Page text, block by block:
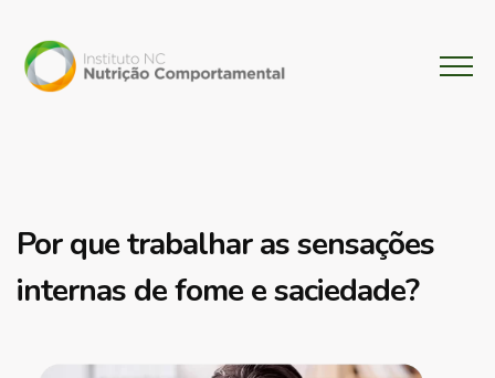
Por que trabalhar as sensações
internas de fome e saciedade?